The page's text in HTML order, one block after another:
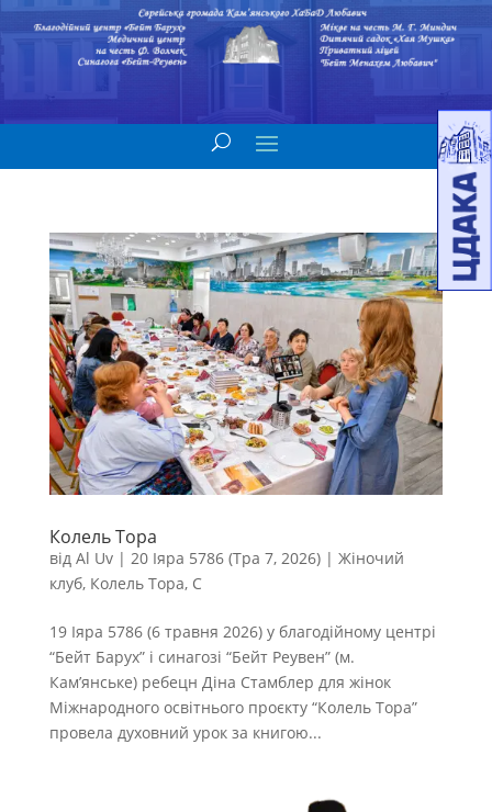
Колель Тора
від Al Uv| 20 Іяра 5786 (Тра 7, 2026)| Жіночий
клуб, Колель Тора, С
19 Іяра 5786 (6 травня 2026) у благодійному центрі
“Бейт Барух” і синагозі “Бейт Реувен” (м.
Кам’янське) ребецн Діна Стамблер для жінок
Міжнародного освітнього проєкту “Колель Тора”
провела духовний урок за книгою...